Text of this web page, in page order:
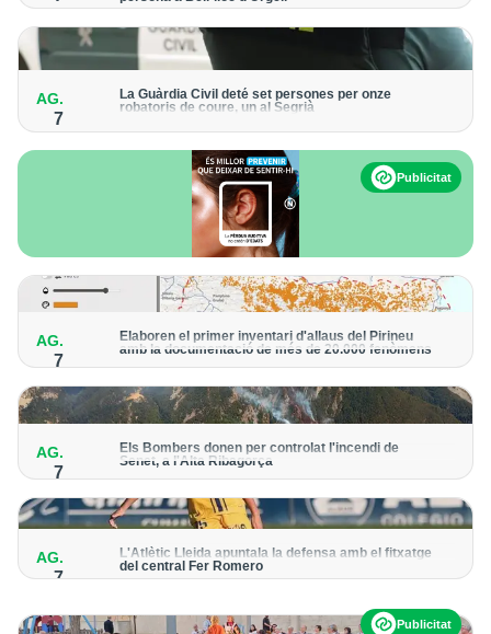
forma progressiva
AG.
7
La Guàrdia Civil deté set persones per onze
robatoris de coure, un al Segrià
Publicitat
AG.
7
Elaboren el primer inventari d'allaus del Pirineu
amb la documentació de més de 20.000 fenòmens
Obra de l'Institut Cartogràfic i Geològic de Catalunya, amb
AG.
7
Els Bombers donen per controlat l'incendi de
Senet, a l'Alta Ribagorça
El cos manté la vigilància de la zona amb drons i mitjans aeris
AG.
7
L'Atlètic Lleida apuntala la defensa amb el fitxatge
del central Fer Romero
Publicitat